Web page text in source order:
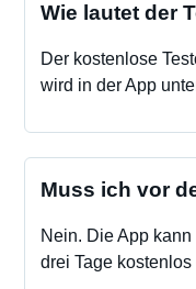
Wie lautet der
Der kostenlose
wird in der App
Muss ich vor
Nein. Die App
drei Tage